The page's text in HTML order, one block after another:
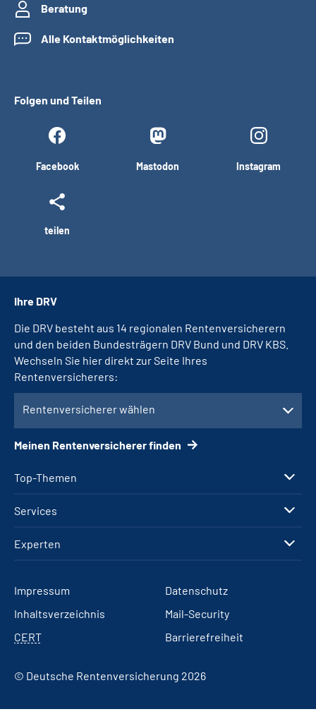
Beratung
Alle Kontaktmöglichkeiten
Folgen und Teilen
Facebook Mastodon Instagram
teilen
Top-Themen
Services
Experten
Ihre DRV
Die DRV besteht aus 14 regionalen Rentenversicherern
und den beiden Bundesträgern DRV Bund und DRV KBS.
Wechseln Sie hier direkt zur Seite Ihres
Rentenversicherers:
Rentenversicherer wählen
Meinen Rentenversicherer finden
Impressum
Datenschutz
Inhaltsverzeichnis
Mail-Security
CERT
Barrierefreiheit
© Deutsche Rentenversicherung 2026